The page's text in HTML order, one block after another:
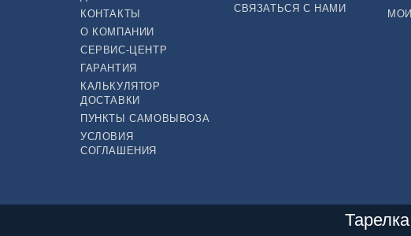
КОНТАКТЫ
О КОМПАНИИ
СЕРВИС-ЦЕНТР
ГАРАНТИЯ
КАЛЬКУЛЯТОР
ДОСТАВКИ
ПУНКТЫ САМОВЫВОЗА
УСЛОВИЯ
СОГЛАШЕНИЯ
СВЯЗАТЬСЯ С НАМИ